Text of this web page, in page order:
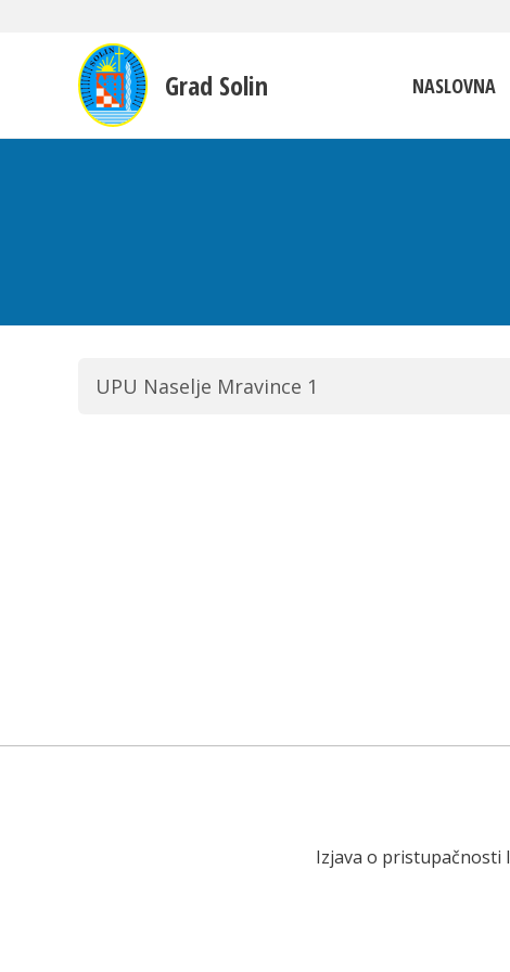
Grad Solin NASLOVNA
UPU Naselje Mravince 1
Izjava o pristupačnosti I